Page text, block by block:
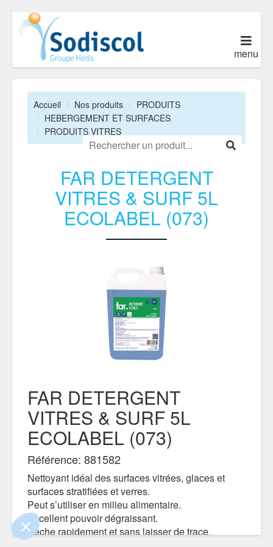
de ce site vous intéresse
aimerait bien vous accompagner
par
menu
Accueil Nos produits
PRODUITS
HEBERGEMENT ET SURFACES
PRODUITS VITRES
FAR DETERGENT
VITRES & SURF 5L
ECOLABEL (073)
FAR DETERGENT
VITRES & SURF 5L
ECOLABEL (073)
Référence: 881582
Nettoyant idéal des surfaces vitrées, glaces et
surfaces stratifiées et verres.
Peut s’utiliser en milieu alimentaire.
Excellent pouvoir dégraissant.
Sèche rapidement et sans laisser de trace.